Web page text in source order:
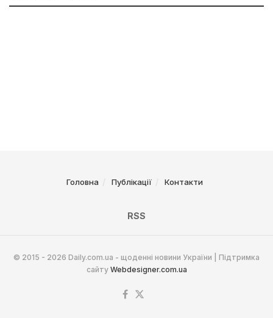
Головна Публікації Контакти
RSS
© 2015 - 2026 Daily.com.ua - щоденні новини України | Підтримка
сайту Webdesigner.com.ua